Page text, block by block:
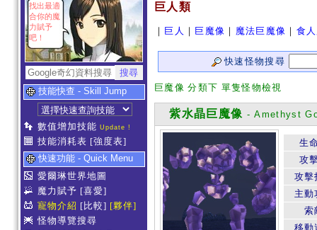
找出最適
合你的魔
力賦予
吧！
技能快查 - Skill Jump
數值增加技能 Update !
技能消耗表 [強度表]
快速功能 - Quick Menu
愛爾琳世界地圖
魔力賦予 [喜愛]
寵物介紹 [比較] [夥伴]
怪物導覽搜尋
巨人類
｜ 巨人 ｜ 巨魔像 ｜ 魔法巨魔像 ｜ 食
快速怪物搜尋
巨魔像 分類下 單隻怪物檢視
紫水晶巨魔像 - Amethyst
生
攻
攻擊
主動
索
移動